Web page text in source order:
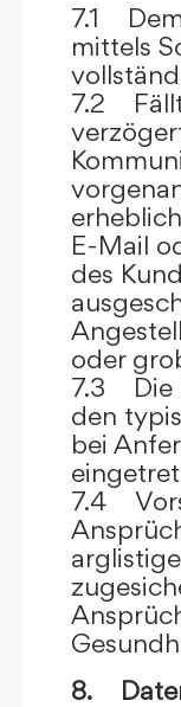
7.1
mittels
7.2 Fällt
E-Mail
des
oder
7.3 Die
den
bei
7.4
8.